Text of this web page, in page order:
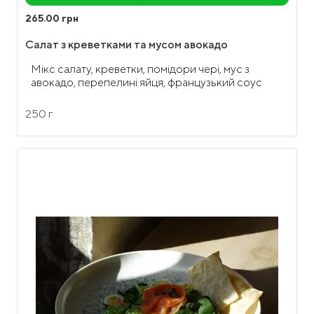
265.00 грн
Салат з креветками та мусом авокадо
Мікс салату, креветки, помідори чері, мус з
авокадо, перепелині яйця, французький соус
250 г